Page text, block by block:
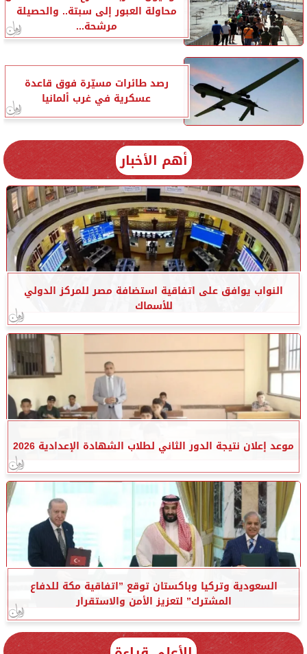
محاولة العبور إلى سبتة.. والحصيلة
مرشحة...
رصد طائرات مسيّرة فوق قاعدة
عسكرية في غرب ألمانيا
أهم الأخبار
النواب يوافق على اتفاقية استضافة مصر للمركز الدولي
للأسماك
موعد إعلان نتيجة الدور الثاني لطلاب الشهادة الإعدادية 2026
السعودية وتركيا وباكستان توقع ”اتفاقية مكة للدفاع
المشترك” لتعزيز الأمن والاستقرار